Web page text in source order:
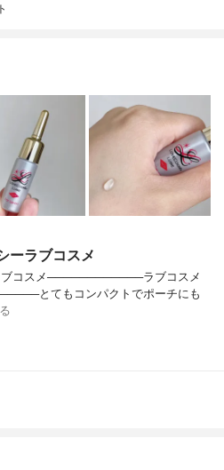
ーラブコスメ
ブコスメ────────────ラブコスメ
とてもコンパクトでポーチにも